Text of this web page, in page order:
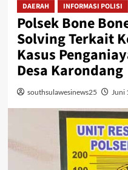
DAERAH INFORMASI POLISI
Polsek Bone
Solving Terkait
Kasus
Desa Karondang
southsulawesinews25 Juni